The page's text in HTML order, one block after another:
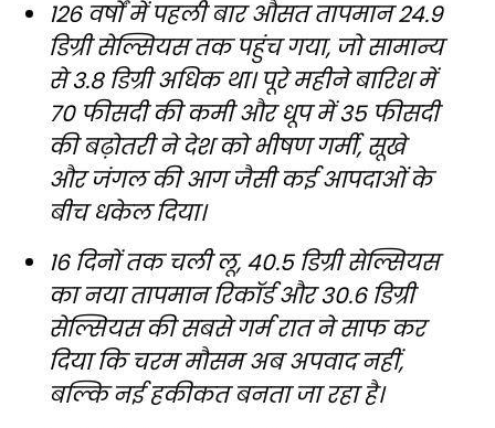
126 वर्षों में पहली बार औसत तापमान 24.9
डिग्री सेल्सियस तक पहुंच गया, जो सामान्य
से 3.8 डिग्री अधिक था। पूरे महीने बारिश में
70 फीसदी की कमी और धूप में 35 फीसदी
की बढ़ोतरी ने देश को भीषण गर्मी, सूखे
और जंगल की आग जैसी कई आपदाओं के
बीच धकेल दिया।
16 दिनों तक चली लू, 40.5 डिग्री सेल्सियस
का नया तापमान रिकॉर्ड और 30.6 डिग्री
सेल्सियस की सबसे गर्म रात ने साफ कर
दिया कि चरम मौसम अब अपवाद नहीं,
बल्कि नई हकीकत बनता जा रहा है।